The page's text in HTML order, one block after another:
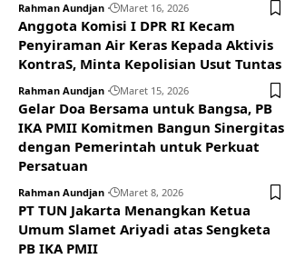
Rahman Aundjan Maret 16, 2026
Anggota Komisi I DPR RI Kecam
Penyiraman Air Keras Kepada Aktivis
KontraS, Minta Kepolisian Usut Tuntas
Rahman Aundjan Maret 15, 2026
Gelar Doa Bersama untuk Bangsa, PB
IKA PMII Komitmen Bangun Sinergitas
dengan Pemerintah untuk Perkuat
Persatuan
Rahman Aundjan Maret 8, 2026
PT TUN Jakarta Menangkan Ketua
Umum Slamet Ariyadi atas Sengketa
PB IKA PMII